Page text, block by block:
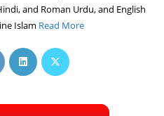
and Roman Urdu, and English
Islam Read More
Opens
in
new
Opens
in
new
Opens
new